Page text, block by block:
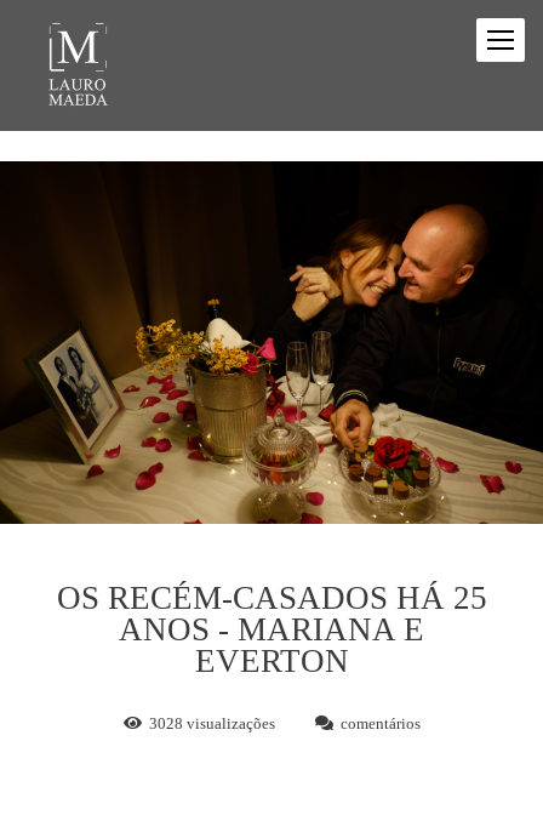
OS RECÉM-CASADOS HÁ 25
ANOS - MARIANA E
EVERTON
3028 visualizações comentários